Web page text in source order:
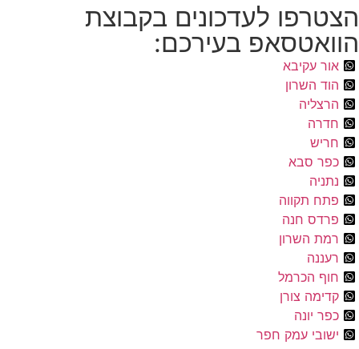
הצטרפו לעדכונים בקבוצת
הוואטסאפ בעירכם:
אור עקיבא
הוד השרון
הרצליה
חדרה
חריש
כפר סבא
נתניה
פתח תקווה
פרדס חנה
רמת השרון
רעננה
חוף הכרמל
קדימה צורן
כפר יונה
ישובי עמק חפר